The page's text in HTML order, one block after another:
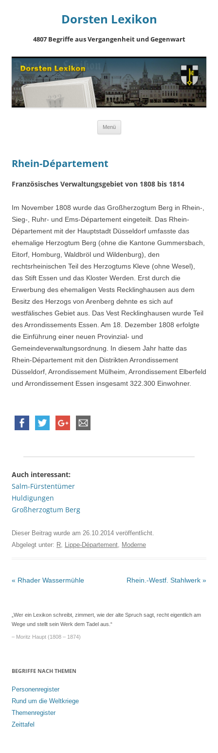
Dorsten Lexikon
4807 Begriffe aus Vergangenheit und Gegenwart
Menü
Rhein-Département
Französisches Verwaltungsgebiet von 1808 bis 1814
Im November 1808 wurde das Großherzogtum Berg in Rhein-,
Sieg-, Ruhr- und Ems-Département eingeteilt. Das Rhein-
Département mit der Hauptstadt Düsseldorf umfasste das
ehemalige Herzogtum Berg (ohne die Kantone Gummersbach,
Eitorf, Homburg, Waldbröl und Wildenburg), den
rechtsrheinischen Teil des Herzogtums Kleve (ohne Wesel),
das Stift Essen und das Kloster Werden. Erst durch die
Erwerbung des ehemaligen Vests Recklinghausen aus dem
Besitz des Herzogs von Arenberg dehnte es sich auf
westfälisches Gebiet aus. Das Vest Recklinghausen wurde Teil
des Arrondissements Essen. Am 18. Dezember 1808 erfolgte
die Einführung einer neuen Provinzial- und
Gemeindeverwaltungsordnung. In diesem Jahr hatte das
Rhein-Département mit den Distrikten Arrondissement
Düsseldorf, Arrondissement Mülheim, Arrondissement Elberfeld
und Arrondissement Essen insgesamt 322.300 Einwohner.
Auch interessant:
Salm-Fürstentümer
Huldigungen
Großherzogtum Berg
Dieser Beitrag wurde am 26.10.2014 veröffentlicht.
Abgelegt unter: R Lippe-Département Moderne
Beitrags-
« Rhader Wassermühle Rhein.-Westf. Stahlwerk »
„Wer ein Lexikon schreibt, zimmert, wie der alte Spruch sagt, recht eigentlich am
Wege und stellt sein Werk dem Tadel aus.“
– Moritz Haupt (1808 – 1874)
BEGRIFFE NACH THEMEN
Personenregister
Rund um die Weltkriege
Themenregister
Zeittafel